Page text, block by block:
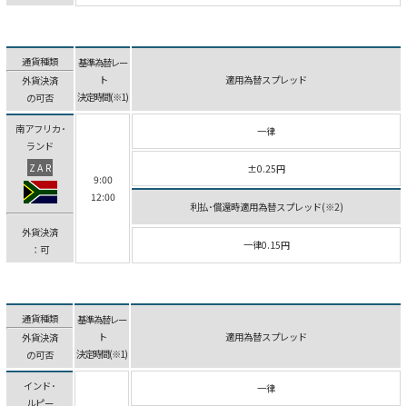
通貨種類
外貨決済
の可否
基準為替レー
ト
決定時間(※1)
適用為替スプレッド
南アフリカ･
ランド
ZAR
外貨決済
：可
9:00
12:00
一律
±0.25円
利払･償還時適用為替スプレッド(※2)
一律0.15円
通貨種類
外貨決済
の可否
基準為替レー
ト
決定時間(※1)
適用為替スプレッド
インド･
ルピー
一律